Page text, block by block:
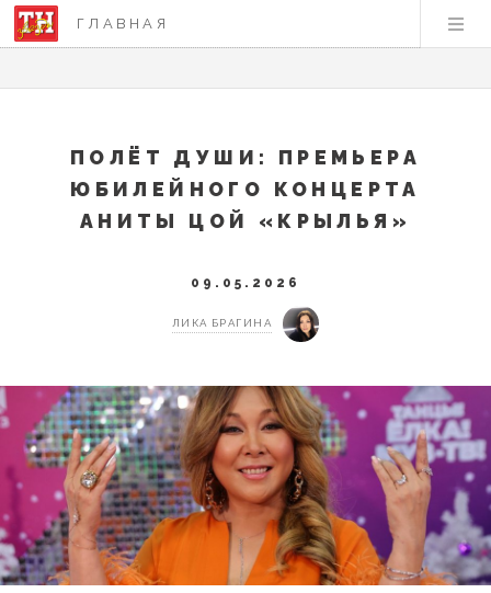
ГЛАВНАЯ
ПОЛЁТ ДУШИ: ПРЕМЬЕРА
ЮБИЛЕЙНОГО КОНЦЕРТА
АНИТЫ ЦОЙ «КРЫЛЬЯ»
09.05.2026
ЛИКА БРАГИНА